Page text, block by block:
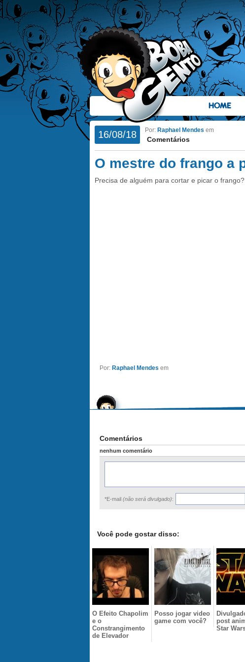
HOME
16/08/18 Por: Raphael Mendes em
Comentários
O mestre do frango a
Precisa de alguém para cortar e picar o
Por: Raphael Mendes em
Comentários
nenhum comentário
*E-mail (não será divulgado):
Você pode gostar disso:
O Efeito Chapolim
e o
Constrangimento
de Elevador
Posso jogar video
game com você?
post
Star